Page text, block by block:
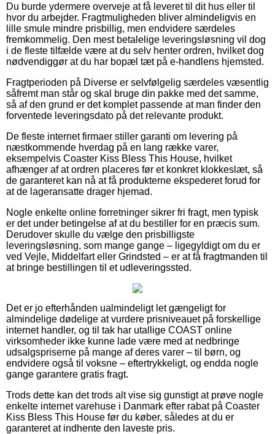
Du burde ydermere overveje at få leveret til dit hus eller til
hvor du arbejder. Fragtmuligheden bliver almindeligvis en
lille smule mindre prisbillig, men endvidere særdeles
fremkommelig. Den mest betalelige leveringsløsning vil dog
i de fleste tilfælde være at du selv henter ordren, hvilket dog
nødvendiggør at du har bopæl tæt på e-handlens hjemsted.
Fragtperioden på Diverse er selvfølgelig særdeles væsentlig
såfremt man står og skal bruge din pakke med det samme,
så af den grund er det komplet passende at man finder den
forventede leveringsdato på det relevante produkt.
De fleste internet firmaer stiller garanti om levering på
næstkommende hverdag på en lang række varer,
eksempelvis Coaster Kiss Bless This House, hvilket
afhænger af at ordren placeres før et konkret klokkeslæt, så
de garanteret kan nå at få produkterne ekspederet forud for
at de lageransatte drager hjemad.
Nogle enkelte online forretninger sikrer fri fragt, men typisk
er det under betingelse af at du bestiller for en præcis sum.
Derudover skulle du vælge den prisbilligste
leveringsløsning, som mange gange – ligegyldigt om du er
ved Vejle, Middelfart eller Grindsted – er at få fragtmanden til
at bringe bestillingen til et udleveringssted.
Det er jo efterhånden ualmindeligt let gængeligt for
almindelige dødelige at vurdere prisniveauet på forskellige
internet handler, og til tak har utallige COAST online
virksomheder ikke kunne lade være med at nedbringe
udsalgspriserne på mange af deres varer – til børn, og
endvidere også til voksne – eftertrykkeligt, og endda nogle
gange garantere gratis fragt.
Trods dette kan det trods alt vise sig gunstigt at prøve nogle
enkelte internet varehuse i Danmark efter rabat på Coaster
Kiss Bless This House før du køber, således at du er
garanteret at indhente den laveste pris.